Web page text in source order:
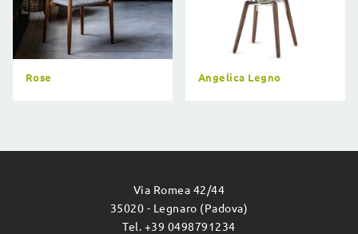
Rose Angelica Legno
Via Romea 42/44
35020 - Legnaro (Padova)
Tel. +39 0498791234